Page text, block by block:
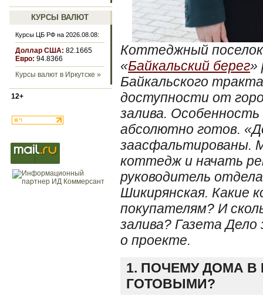
КУРСЫ ВАЛЮТ
Курсы ЦБ РФ на 2026.08.08:
Доллар США: 82.1665
Евро: 94.8366
Курсы валют в Иркутске »
12+
Коттеджный
«Байкальский берег»
Байкальского
доступности от
залива.
абсолютно готов.
заасфальтированы.
коттедж и начать
руководитель
Шикирянская. Какие
покупателям? И
залива? Газета
о проекте.
1. ПОЧЕМУ ДОМА
ГОТОВЫМИ?